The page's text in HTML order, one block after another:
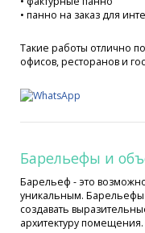
• панно на заказ для
Такие работы отлично
офисов, ресторанов и
Барельефы и
Барельеф - это
уникальным.
создавать
архитектуру помещения.